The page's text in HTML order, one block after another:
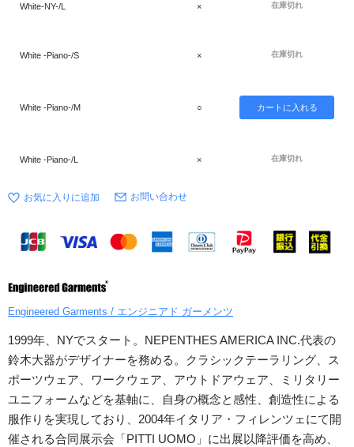
White-NY-/L × 在庫切れ
White -Piano-/S × 在庫切れ
White -Piano-/M ○
White -Piano-/L × 在庫切れ
お問い合わせ
Engineered Garments / エンジニアド ガーメンツ
1999年、NYでスタート。NEPENTHES AMERICA INC.代表の
鈴木大器がデザイナーを務める。クラシックテーラリング、ス
ポーツウェア、ワークウェア、アウトドアウェア、ミリタリー
ユニフォームなどを基軸に、自身の概念と感性、創造性による
服作りを実現しており、2004年イタリア・フィレンツェにて開
催される合同展示会「PITTI UOMO」に出展以降評価を高め、